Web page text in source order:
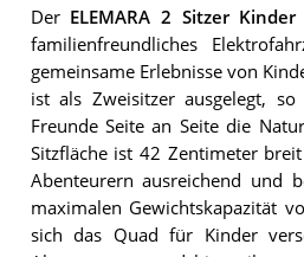
Der ELEMARA 2 Sitzer
familienfreundliches
gemeinsame Erlebnisse von
ist als Zweisitzer ausgelegt,
Freunde Seite an Seite die
Sitzfläche ist 42 Zentimeter
Abenteurern ausreichend und
maximalen Gewichtskapazität
sich das Quad für Kinder